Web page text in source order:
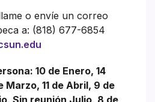
o envíe un correo
a: (818) 677-6854
10 de Enero, 14
Marzo, 11 de Abril, 9 de
Sin reunión Julio, 8 de